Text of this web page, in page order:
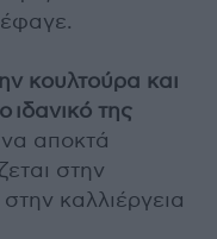
κουλτούρα και
ιδανικό της
αποκτά
στην
καλλιέργεια